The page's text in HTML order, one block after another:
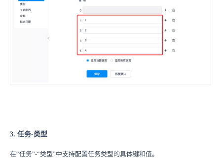
3. 任务-类型
在“任务”-“类型”中支持配置任务类型的具体键和值。